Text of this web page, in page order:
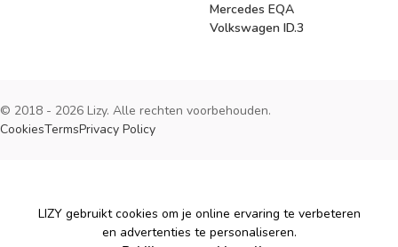
Mercedes EQA
Volkswagen ID.3
© 2018 - 2026 Lizy. Alle rechten voorbehouden.
CookiesTermsPrivacy Policy
Cookies
LIZY gebruikt cookies om je online ervaring te verbeteren
en advertenties te personaliseren.